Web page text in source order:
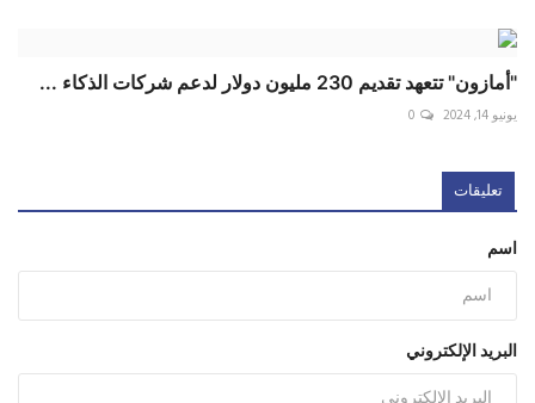
"أمازون" تتعهد تقديم 230 مليون دولار لدعم شركات الذكاء ...
يونيو 14, 2024 0
تعليقات
اسم
البريد الإلكتروني